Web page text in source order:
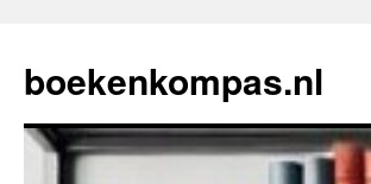
de
inhoud
boekenkompas.nl